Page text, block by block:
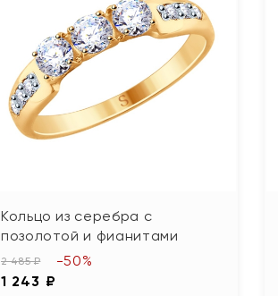
Кольцо из серебра с
позолотой и фианитами
2 485 ₽
1 243 ₽
-50%